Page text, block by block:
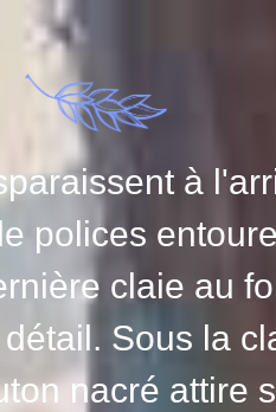
à
polices
claie au
Sous la
nacré attire